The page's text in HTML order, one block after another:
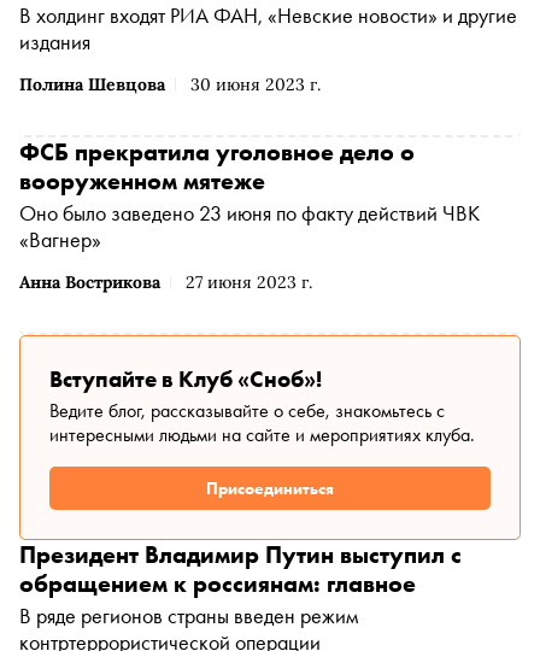
Полина Шевцова 30 июня 2023 г.
В холдинг входят РИА ФАН, «Невские новости» и другие
издания
Анна Вострикова 27 июня 2023 г.
ФСБ прекратила уголовное дело о
вооруженном мятеже
Оно было заведено 23 июня по факту действий ЧВК
«Вагнер»
Вступайте в Клуб «Сноб»!
Ведите блог, рассказывайте о себе, знакомьтесь с
интересными людьми на сайте и мероприятиях клуба.
Присоединиться
Президент Владимир Путин выступил с
обращением к россиянам: главное
В ряде регионов страны введен режим
контртеррористической операции